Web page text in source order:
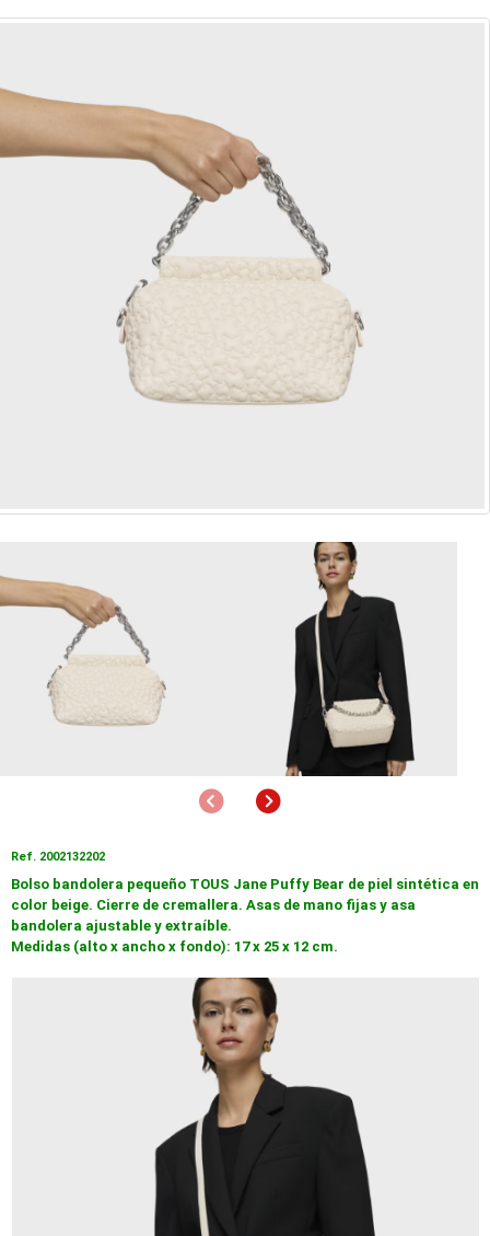
AnteriorSiguiente
Ref. 2002132202
Bolso bandolera pequeño TOUS Jane Puffy Bear de piel sintética en
color beige. Cierre de cremallera. Asas de mano fijas y asa
bandolera ajustable y extraíble.
Medidas (alto x ancho x fondo): 17 x 25 x 12 cm.